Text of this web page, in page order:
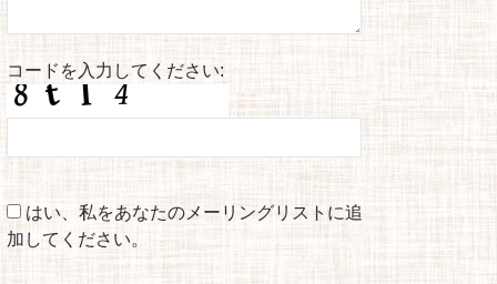
コードを入力してください:
はい、私をあなたのメーリングリストに追
加してください。